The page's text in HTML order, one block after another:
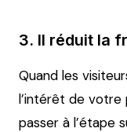
3. Il réduit la
Quand les
l’intérêt de votre
passer à l’étape